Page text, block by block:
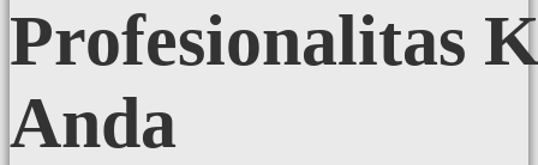
Profesionalitas
Anda